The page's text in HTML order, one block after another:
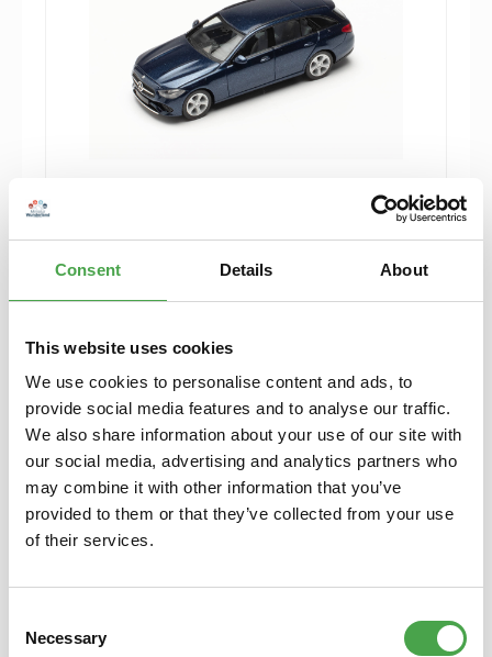
Consent Details About
This website uses cookies
We use cookies to personalise content and ads, to
provide social media features and to analyse our traffic.
We also share information about your use of our site with
our social media, advertising and analytics partners who
may combine it with other information that you’ve
provided to them or that they’ve collected from your use
of their services.
Selection
Necessary
6,90 €*
Details